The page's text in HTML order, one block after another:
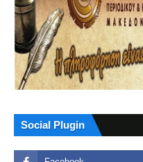
Social Plugin